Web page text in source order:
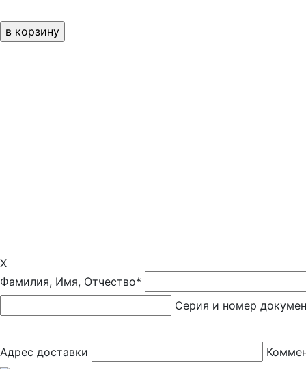
X
Фамилия, Имя, Отчество*
Серия и номер
Адрес доставки